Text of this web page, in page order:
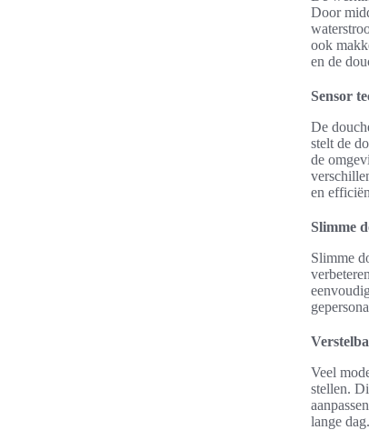
Door
ook
en de
Sensor
De
stelt de
de
en
Slimme
Slimme
Veel
stellen.
lange dag.